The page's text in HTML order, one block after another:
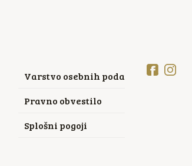
Varstvo osebnih podatkov
Pravno obvestilo
Splošni pogoji